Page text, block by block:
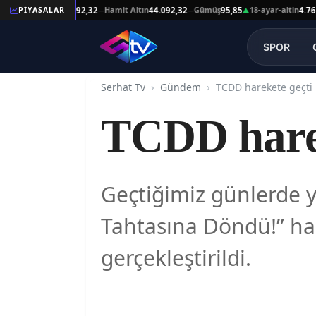
PİYASALAR
Altın44.092,32 —Hamit Altın44.092,32—Gümüş95,85▲18-ayar-altin4.761,45—
SPOR
Serhat Tv Gündem TCDD harekete geçti
TCDD
Geçtiğimiz günlerde
Tahtasına Döndü!”
gerçekleştirildi.